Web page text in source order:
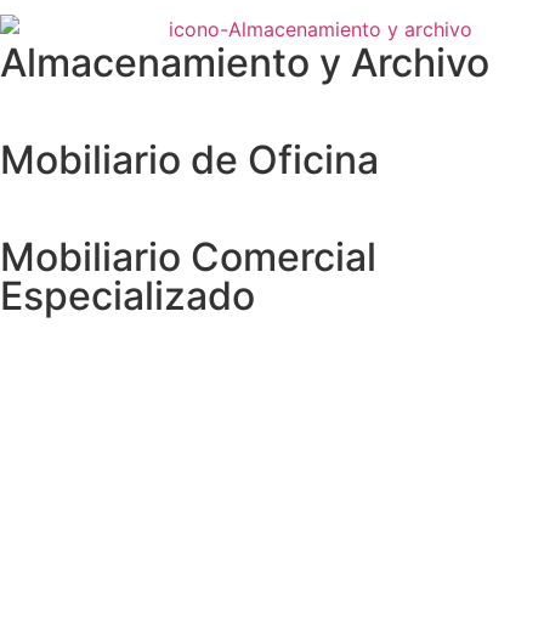
Almacenamiento y Archivo
Mobiliario de Oficina
Mobiliario Comercial
Especializado